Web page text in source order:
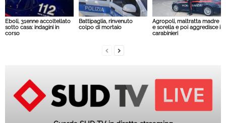
Eboli, 31enne accoltellato
sotto casa: indagini in
corso
Battipaglia, rinvenuto
colpo di mortaio
Agropoli, maltratta madre
e sorella e poi aggredisce i
carabinieri